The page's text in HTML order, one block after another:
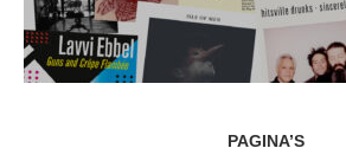
PAGINA’S